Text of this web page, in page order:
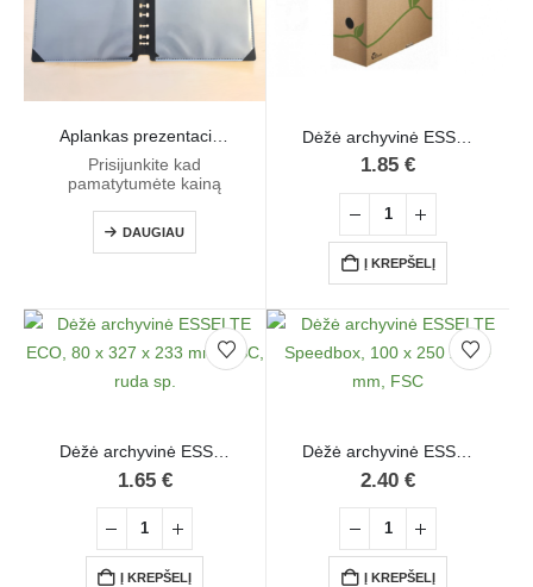
Prisijunkite kad
pamatytumėte kainą
DAUGIAU
1.85 €
Į KREPŠELĮ
1.65 €
Į KREPŠELĮ
2.40 €
Į KREPŠELĮ